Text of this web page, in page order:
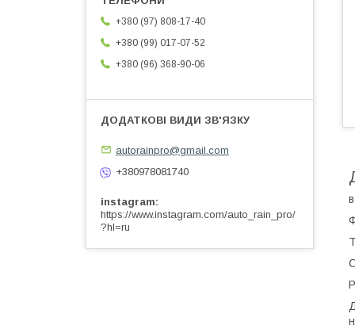
+380 (97) 808-17-40
+380 (99) 017-07-52
+380 (96) 368-90-06
autorainpro@gmail.com
+380978081740
instagram
https://www.instagram.com/auto_rain_pro/
?hl=ru